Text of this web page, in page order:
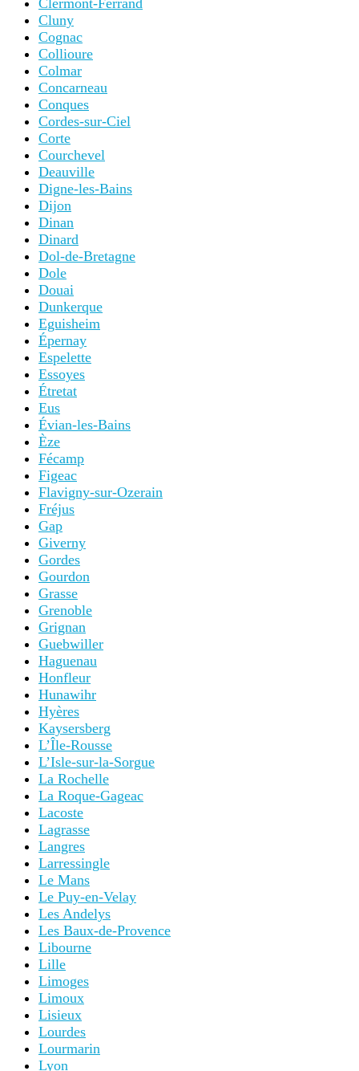
Clermont-Ferrand
Cluny
Cognac
Collioure
Colmar
Concarneau
Conques
Cordes-sur-Ciel
Corte
Courchevel
Deauville
Digne-les-Bains
Dijon
Dinan
Dinard
Dol-de-Bretagne
Dole
Douai
Dunkerque
Eguisheim
Épernay
Espelette
Essoyes
Étretat
Eus
Évian-les-Bains
Èze
Fécamp
Figeac
Flavigny-sur-Ozerain
Fréjus
Gap
Giverny
Gordes
Gourdon
Grasse
Grenoble
Grignan
Guebwiller
Haguenau
Honfleur
Hunawihr
Hyères
Kaysersberg
L’Île-Rousse
L’Isle-sur-la-Sorgue
La Rochelle
La Roque-Gageac
Lacoste
Lagrasse
Langres
Larressingle
Le Mans
Le Puy-en-Velay
Les Andelys
Les Baux-de-Provence
Libourne
Lille
Limoges
Limoux
Lisieux
Lourdes
Lourmarin
Lyon